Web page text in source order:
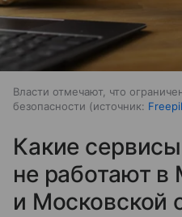
Власти отмечают, что
безопасности
источник:
Какие
не работают в
и Московской